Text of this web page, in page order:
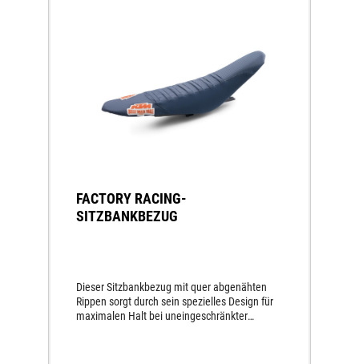
FACTORY RACING-
SITZBANKBEZUG
Dieser Sitzbankbezug mit quer abgenähten
Rippen sorgt durch sein spezielles Design für
maximalen Halt bei uneingeschränkter